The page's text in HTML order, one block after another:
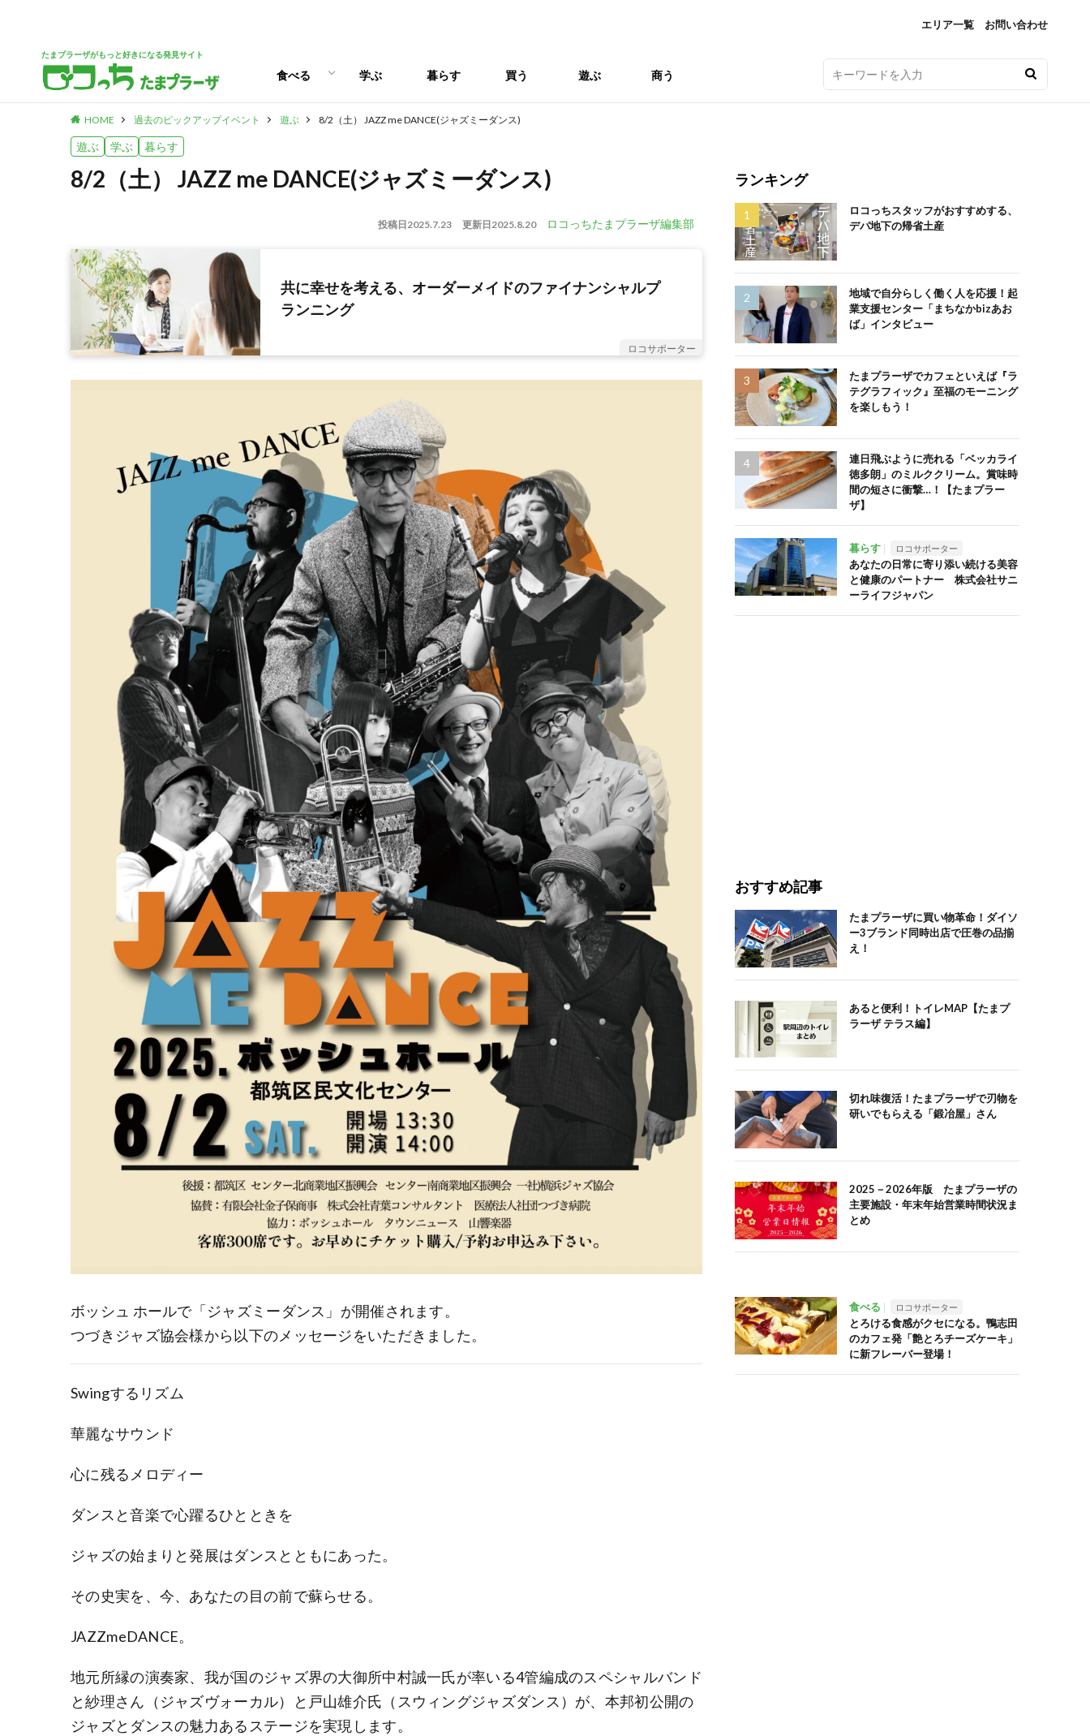
エリア一覧 お問い合わせ
たまプラーザがもっと好きになる発見サイト
食べる
パン
スイーツ
ランチ
カフェ
学ぶ 暮らす 買う 遊ぶ 商う
HOME 過去のピックアップイベント 遊ぶ 8/2（土） JAZZ me DANCE(ジャズミーダンス)
遊ぶ 学ぶ 暮らす
8/2（土） JAZZ me DANCE(ジャズミーダンス)
投稿日2025.7.23 更新日2025.8.20 ロコっちたまプラーザ編集部
共に幸せを考える、オーダーメイドのファイナンシャルプ
ランニング
ロコサポーター
ボッシュ ホールで「ジャズミーダンス」が開催されます。
つづきジャズ協会様から以下のメッセージをいただきました。
Swingするリズム
華麗なサウンド
心に残るメロディー
ダンスと音楽で心躍るひとときを
ジャズの始まりと発展はダンスとともにあった。
その史実を、今、あなたの目の前で蘇らせる。
JAZZmeDANCE。
地元所縁の演奏家、我が国のジャズ界の大御所中村誠一氏が率いる4管編成のスペシャルバンド
と紗理さん（ジャズヴォーカル）と戸山雄介氏（スウィングジャズダンス）が、本邦初公開の
ジャズとダンスの魅力あるステージを実現します。
ランキング
ロコっちスタッフがおすすめする、
デパ地下の帰省土産
地域で自分らしく働く人を応援！起
業支援センター「まちなかbizあお
ば」インタビュー
たまプラーザでカフェといえば『ラ
テグラフィック』至福のモーニング
を楽しもう！
連日飛ぶように売れる「ベッカライ
徳多朗」のミルククリーム。賞味時
間の短さに衝撃…！【たまプラー
ザ】
暮らす ロコサポーター
あなたの日常に寄り添い続ける美容
と健康のパートナー 株式会社サニ
ーライフジャパン
おすすめ記事
たまプラーザに買い物革命！ダイソ
ー3ブランド同時出店で圧巻の品揃
え！
あると便利！トイレMAP【たまプ
ラーザ テラス編】
切れ味復活！たまプラーザで刃物を
研いでもらえる「鍛冶屋」さん
2025－2026年版 たまプラーザの
主要施設・年末年始営業時間状況ま
とめ
食べる ロコサポーター
とろける食感がクセになる。鴨志田
のカフェ発「艶とろチーズケーキ」
に新フレーバー登場！